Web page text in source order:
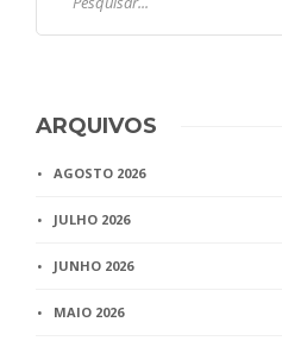
ARQUIVOS
AGOSTO 2026
JULHO 2026
JUNHO 2026
MAIO 2026